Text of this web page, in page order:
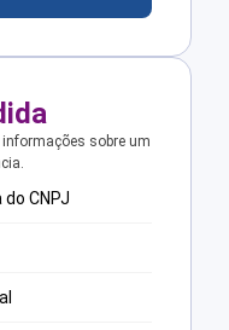
sobre um
CNPJ